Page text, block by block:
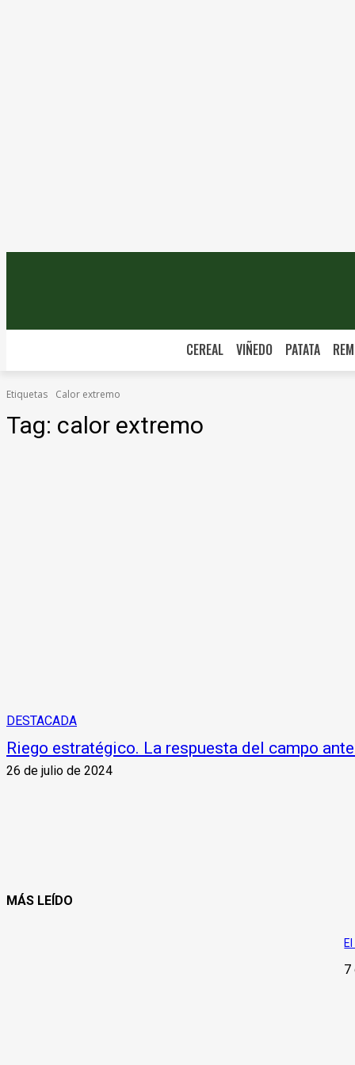
CEREAL VIÑEDO PATATA
Etiquetas Calor extremo
Tag: calor extremo
DESTACADA
Riego estratégico. La respuesta del campo
26 de julio de 2024
MÁS LEÍDO
7